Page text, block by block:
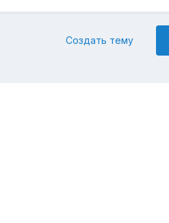
Создать тему